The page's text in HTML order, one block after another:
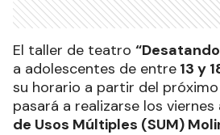
El taller de teatro
a adolescentes de entre 13 y
su horario a partir del
pasará a realizarse los viernes
de Usos Múltiples (SUM)